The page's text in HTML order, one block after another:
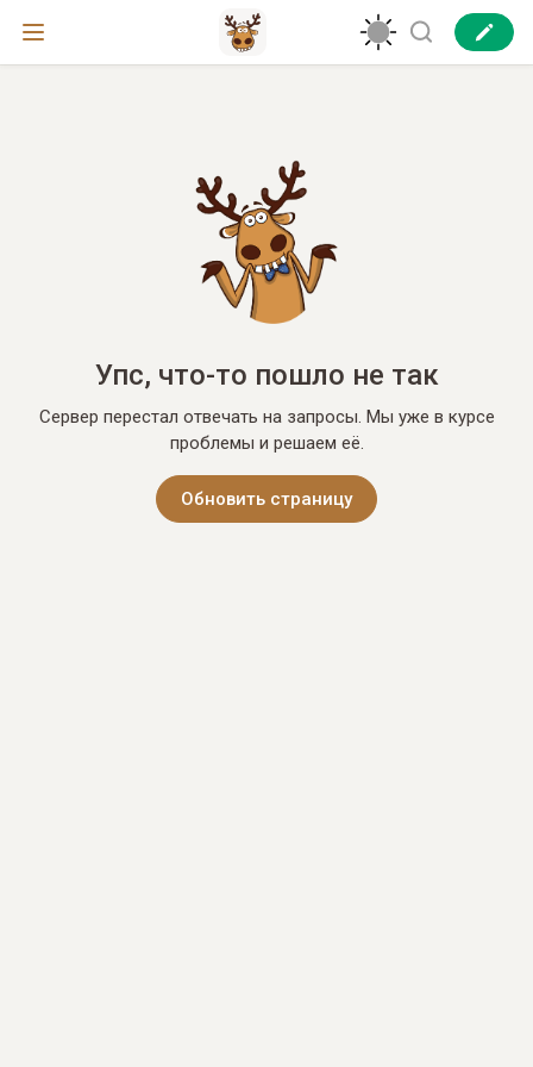
Упс, что-то пошло не так
Сервер перестал отвечать на запросы. Мы уже в курсе
проблемы и решаем её.
Обновить страницу